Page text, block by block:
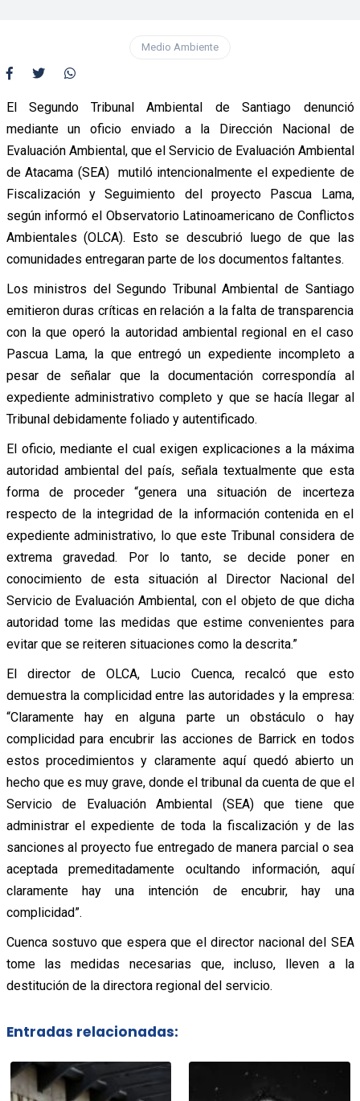
Medio Ambiente
El Segundo Tribunal Ambiental de Santiago denunció
mediante un oficio enviado a la Dirección Nacional de
Evaluación Ambiental, que el Servicio de Evaluación Ambiental
de Atacama (SEA) mutiló intencionalmente el expediente de
Fiscalización y Seguimiento del proyecto Pascua Lama,
según informó el Observatorio Latinoamericano de Conflictos
Ambientales (OLCA). Esto se descubrió luego de que las
comunidades entregaran parte de los documentos faltantes.
Los ministros del Segundo Tribunal Ambiental de Santiago
emitieron duras críticas en relación a la falta de transparencia
con la que operó la autoridad ambiental regional en el caso
Pascua Lama, la que entregó un expediente incompleto a
pesar de señalar que la documentación correspondía al
expediente administrativo completo y que se hacía llegar al
Tribunal debidamente foliado y autentificado.
El oficio, mediante el cual exigen explicaciones a la máxima
autoridad ambiental del país, señala textualmente que esta
forma de proceder “genera una situación de incerteza
respecto de la integridad de la información contenida en el
expediente administrativo, lo que este Tribunal considera de
extrema gravedad. Por lo tanto, se decide poner en
conocimiento de esta situación al Director Nacional del
Servicio de Evaluación Ambiental, con el objeto de que dicha
autoridad tome las medidas que estime convenientes para
evitar que se reiteren situaciones como la descrita.”
El director de OLCA, Lucio Cuenca, recalcó que esto
demuestra la complicidad entre las autoridades y la empresa:
“Claramente hay en alguna parte un obstáculo o hay
complicidad para encubrir las acciones de Barrick en todos
estos procedimientos y claramente aquí quedó abierto un
hecho que es muy grave, donde el tribunal da cuenta de que el
Servicio de Evaluación Ambiental (SEA) que tiene que
administrar el expediente de toda la fiscalización y de las
sanciones al proyecto fue entregado de manera parcial o sea
aceptada premeditadamente ocultando información, aquí
claramente hay una intención de encubrir, hay una
complicidad”.
Cuenca sostuvo que espera que el director nacional del SEA
tome las medidas necesarias que, incluso, lleven a la
destitución de la directora regional del servicio.
Entradas relacionadas: